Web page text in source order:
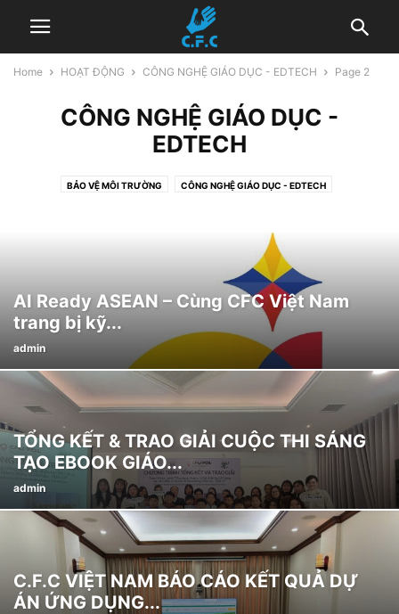
Home HOẠT ĐỘNG CÔNG NGHỆ GIÁO DỤC - EDTECH Page 2
CÔNG NGHỆ GIÁO DỤC -
EDTECH
BẢO VỆ MÔI TRƯỜNG CÔNG NGHỆ GIÁO DỤC - EDTECH
AI Ready ASEAN – Cùng CFC Việt Nam
trang bị kỹ...
admin
TỔNG KẾT & TRAO GIẢI CUỘC THI SÁNG
TẠO EBOOK GIÁO...
admin
C.F.C VIỆT NAM BÁO CÁO KẾT QUẢ DỰ
ÁN ỨNG DỤNG...